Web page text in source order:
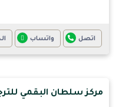
اتصل واتساب
مركز سلطان البقمي